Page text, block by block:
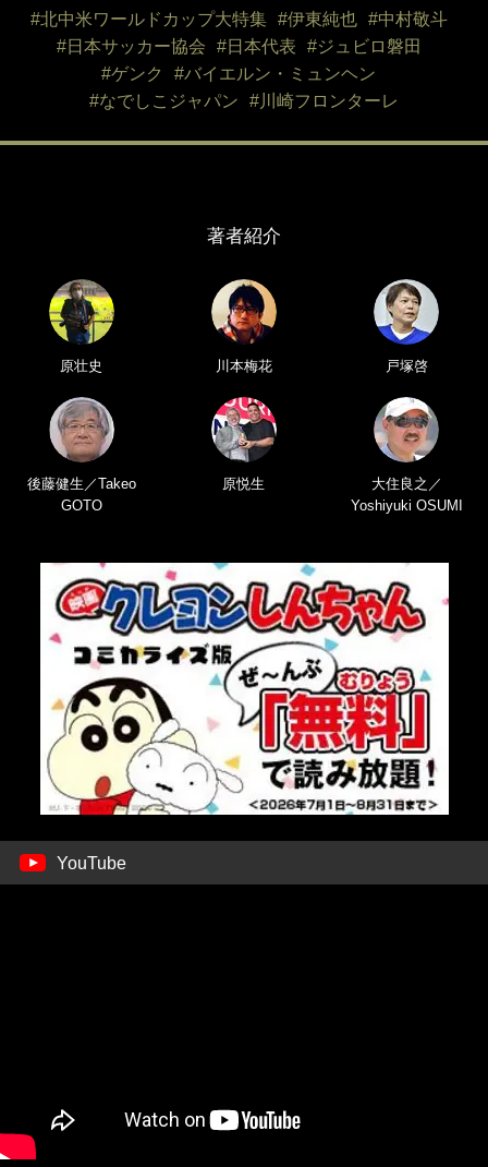
#北中米ワールドカップ大特集 #伊東純也
#中村敬斗
#日本サッカー協会
#日本代表
#ジュビロ磐田
#ゲンク
#バイエルン・ミュンヘン
#なでしこジャパン
#川崎フロンターレ
著者紹介
原壮史 川本梅花 戸塚啓
後藤健生／Takeo
GOTO
原悦生
大住良之／
Yoshiyuki OSUMI
YouTube